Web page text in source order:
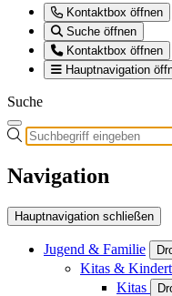
Kontaktbox öffnen
Suche öffnen
Kontaktbox öffnen
Hauptnavigation
Suche
Navigation
Hauptnavigation schließen
Jugend & Familie
Kitas &
Kitas